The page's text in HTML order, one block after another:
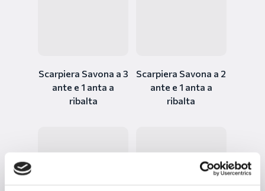
Scarpiera Savona a 3
ante e 1 anta a
ribalta
Scarpiera Savona a 2
ante e 1 anta a
ribalta